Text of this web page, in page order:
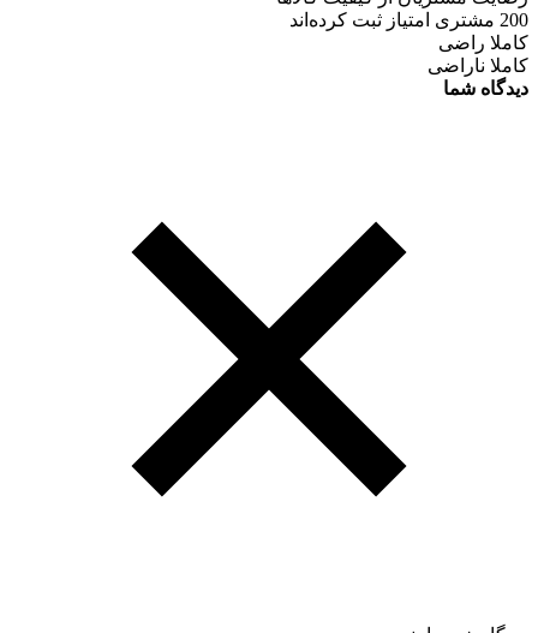
200 مشتری امتیاز ثبت کرده‌اند
کاملا راضی
کاملا ناراضی
دیدگاه شما